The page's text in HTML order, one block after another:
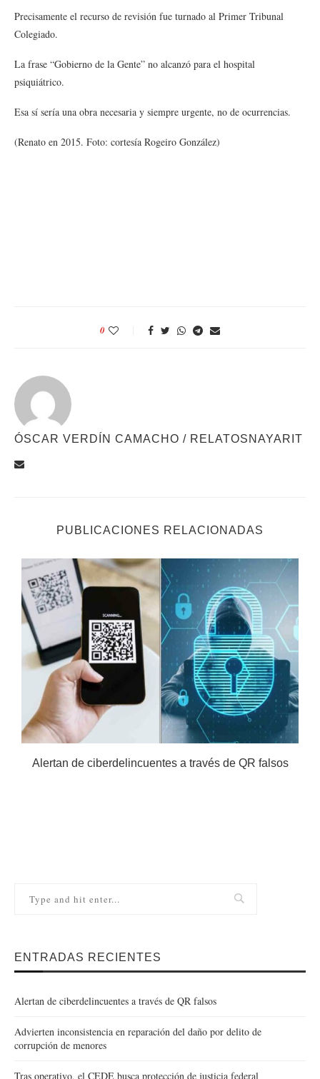
Precisamente el recurso de revisión fue turnado al Primer Tribunal
Colegiado.
La frase “Gobierno de la Gente” no alcanzó para el hospital
psiquiátrico.
Esa sí sería una obra necesaria y siempre urgente, no de ocurrencias.
(Renato en 2015. Foto: cortesía Rogeiro González)
0
ÓSCAR VERDÍN CAMACHO / RELATOSNAYARIT
PUBLICACIONES RELACIONADAS
Alertan de ciberdelincuentes a través de QR falsos
ENTRADAS RECIENTES
Alertan de ciberdelincuentes a través de QR falsos
Advierten inconsistencia en reparación del daño por delito de
corrupción de menores
Tras operativo, el CEDE busca protección de justicia federal